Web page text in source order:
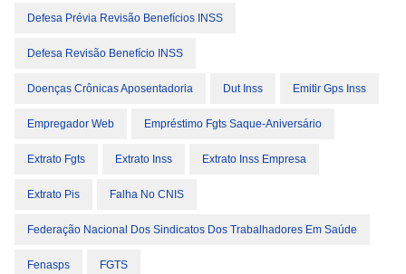
Defesa Prévia Revisão Benefícios INSS
Defesa Revisão Benefício INSS
Doenças Crônicas Aposentadoria Dut Inss Emitir Gps Inss
Empregador Web Empréstimo Fgts Saque-Aniversário
Extrato Fgts Extrato Inss Extrato Inss Empresa
Extrato Pis Falha No CNIS
Federação Nacional Dos Sindicatos Dos Trabalhadores Em Saúde
Fenasps FGTS